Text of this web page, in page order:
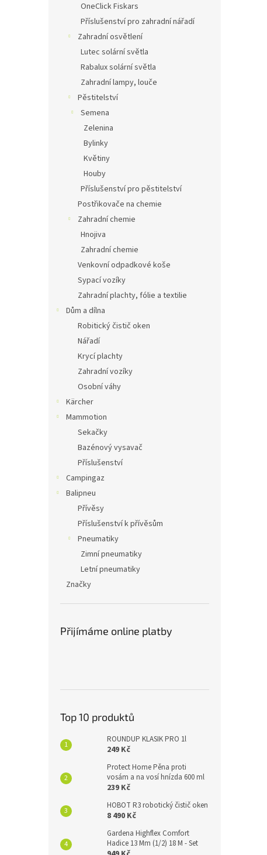
OneClick Fiskars
Příslušenství pro zahradní nářadí
Zahradní osvětlení
Lutec solární světla
Rabalux solární světla
Zahradní lampy, louče
Pěstitelství
Semena
Zelenina
Bylinky
Květiny
Houby
Příslušenství pro pěstitelství
Postřikovače na chemie
Zahradní chemie
Hnojiva
Zahradní chemie
Venkovní odpadkové koše
Sypací vozíky
Zahradní plachty, fólie a textilie
Dům a dílna
Robitický čistič oken
Nářadí
Krycí plachty
Zahradní vozíky
Osobní váhy
Kärcher
Mammotion
Sekačky
Bazénový vysavač
Příslušenství
Campingaz
Balipneu
Přívěsy
Příslušenství k přívěsům
Pneumatiky
Zimní pneumatiky
Letní pneumatiky
Značky
Přijímáme online platby
Top 10 produktů
ROUNDUP KLASIK PRO 1l
249 Kč
Protect Home Pěna proti
vosám a na vosí hnízda 600 ml
239 Kč
HOBOT R3 robotický čistič oken
8 490 Kč
Gardena Highflex Comfort
Hadice 13 Mm (1/2) 18 M - Set